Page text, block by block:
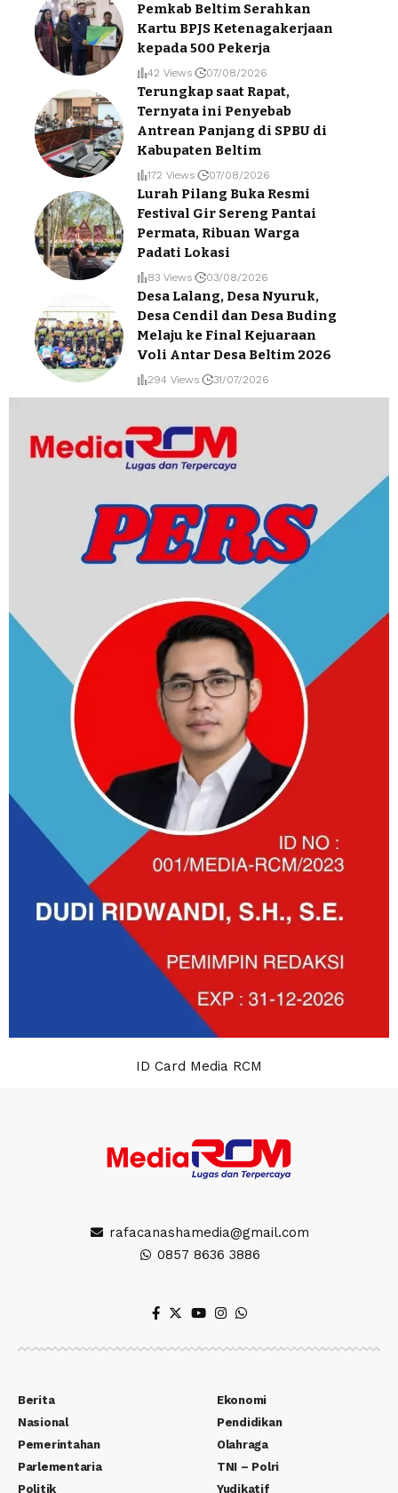
Pemkab Beltim Serahkan
Kartu BPJS Ketenagakerjaan
kepada 500 Pekerja
42 Views 07/08/2026
Terungkap saat Rapat,
Ternyata ini Penyebab
Antrean Panjang di SPBU di
Kabupaten Beltim
172 Views 07/08/2026
Lurah Pilang Buka Resmi
Festival Gir Sereng Pantai
Permata, Ribuan Warga
Padati Lokasi
83 Views 03/08/2026
Desa Lalang, Desa Nyuruk,
Desa Cendil dan Desa Buding
Melaju ke Final Kejuaraan
Voli Antar Desa Beltim 2026
294 Views 31/07/2026
ID Card Media RCM
rafacanashamedia@gmail.com
0857 8636 3886
Berita
Nasional
Pemerintahan
Parlementaria
Politik
Ekonomi
Pendidikan
Olahraga
TNI – Polri
Yudikatif